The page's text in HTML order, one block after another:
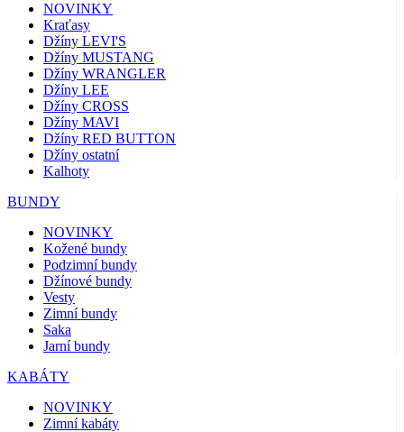
NOVINKY
Kraťasy
Džíny LEVI'S
Džíny MUSTANG
Džíny WRANGLER
Džíny LEE
Džíny CROSS
Džíny MAVI
Džíny RED BUTTON
Džíny ostatní
Kalhoty
BUNDY
NOVINKY
Kožené bundy
Podzimní bundy
Džínové bundy
Vesty
Zimní bundy
Saka
Jarní bundy
KABÁTY
NOVINKY
Zimní kabáty